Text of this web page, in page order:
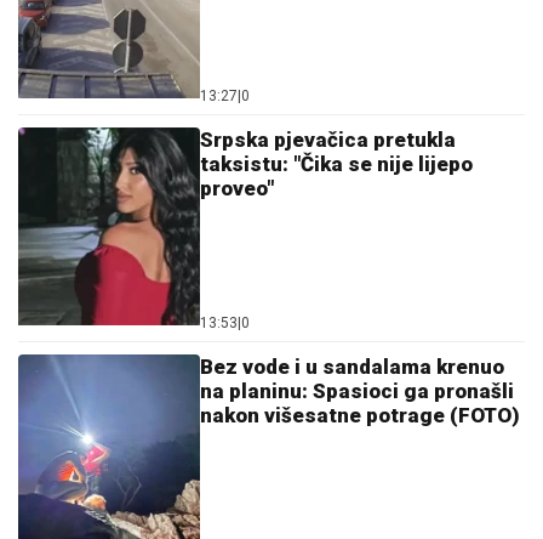
13:27 0
Srpska pjevačica pretukla
taksistu: "Čika se nije lijepo
proveo"
13:53 0
Bez vode i u sandalama krenuo
na planinu: Spasioci ga pronašli
nakon višesatne potrage (FOTO)